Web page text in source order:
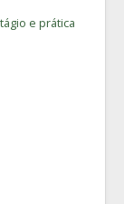
e prática